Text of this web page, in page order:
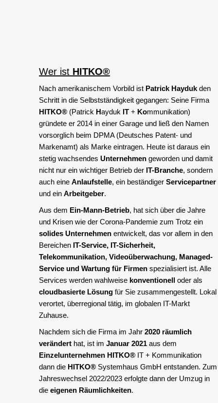
Wer ist HITKO®
Nach amerikanischem Vorbild ist Patrick Hayduk den
Schritt in die Selbstständigkeit gegangen: Seine Firma
HITKO® (Patrick Hayduk IT + Kommunikation)
gründete er 2014 in einer Garage und ließ den Namen
vorsorglich beim DPMA (Deutsches Patent- und
Markenamt) als Marke eintragen. Heute ist daraus ein
stetig wachsendes Unternehmen geworden und damit
nicht nur ein wichtiger Betrieb der IT-Branche, sondern
auch eine Anlaufstelle, ein beständiger Servicepartner
und ein Arbeitgeber.
Aus dem Ein-Mann-Betrieb, hat sich über die Jahre
und Krisen wie der Corona-Pandemie zum Trotz ein
solides Unternehmen entwickelt, das vor allem in den
Bereichen IT-Service, IT-Sicherheit,
Telekommunikation, Videoüberwachung, Managed-
Service und Wartung für Firmen spezialisiert ist. Alle
Services werden wahlweise konventionell oder als
cloudbasierte Lösung für Sie zusammengestellt. Lokal
verortet, überregional tätig, im globalen IT-Markt
Zuhause.
Nachdem sich die Firma im Jahr 2020 räumlich
verändert hat, ist im Januar 2021 aus dem
Einzelunternehmen HITKO® IT + Kommunikation
dann die HITKO® Systemhaus GmbH entstanden. Zum
Jahreswechsel 2022/2023 erfolgte dann der Umzug in
die eigenen Räumlichkeiten.